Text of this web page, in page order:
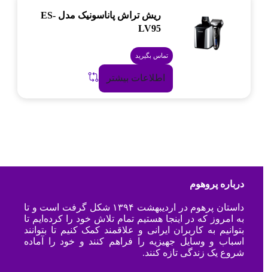
ریش تراش پاناسونیک مدل ES-
LV95
تماس بگیرید
اطلاعات بیشتر
درباره پروهوم
داستان پرهوم در اردیبهشت ۱۳۹۴ شکل گرفت است و تا
به امروز که در اینجا هستیم تمام تلاش خود را کرده‌ایم تا
بتوانیم به کاربران ایرانی و علاقمند کمک کنیم تا بتوانند
اسباب و وسایل جهیزیه را فراهم کنند و خود را آماده
شروع یک زندگی تازه کنند.